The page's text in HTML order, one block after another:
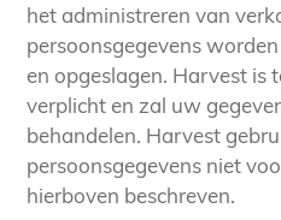
het administreren van
persoonsgegevens
en opgeslagen. Harvest is
verplicht en zal uw
behandelen. Harvest
persoonsgegevens niet
hierboven beschreven.